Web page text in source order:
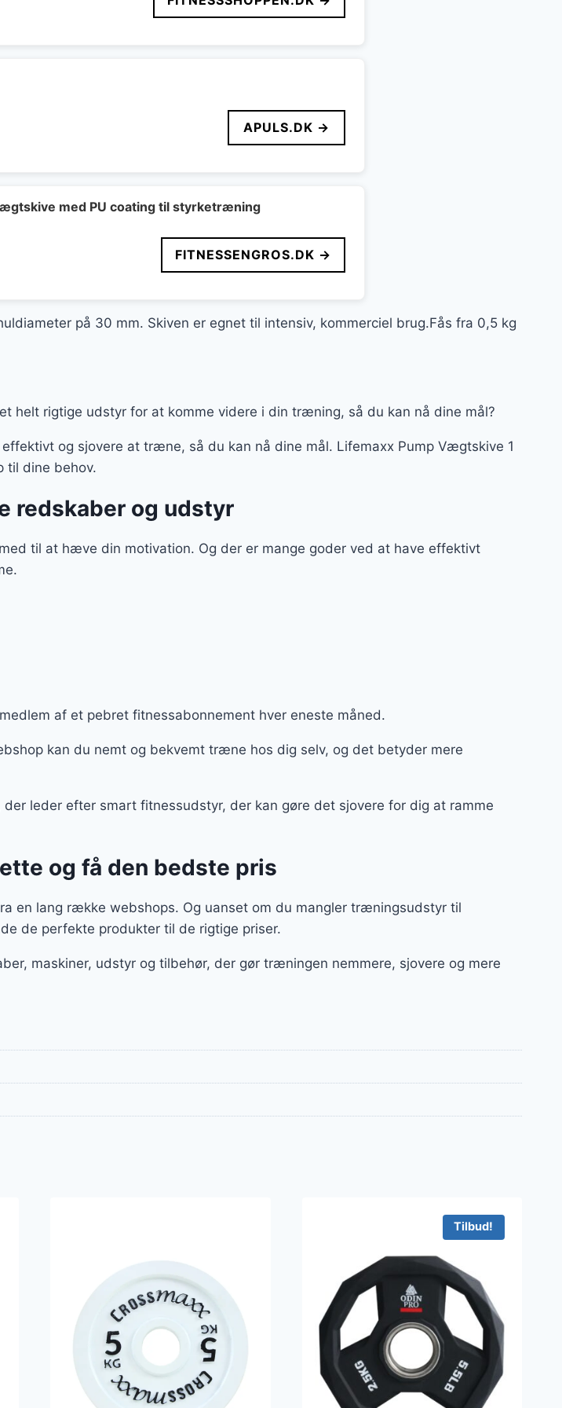
APULS.DK →
med PU coating til styrketræning
FITNESSENGROS.DK →
på 30 mm. Skiven er egnet til intensiv, kommerciel brug.Fås fra 0,5 kg
rigtige udstyr for at komme videre i din træning, så du kan nå dine mål?
og sjovere at træne, så du kan nå dine mål. Lifemaxx Pump Vægtskive 1
til dine behov.
redskaber og udstyr
til at hæve din motivation. Og der er mange goder ved at have effektivt
af et pebret fitnessabonnement hver eneste måned.
kan du nemt og bekvemt træne hos dig selv, og det betyder mere
leder efter smart fitnessudstyr, der kan gøre det sjovere for dig at ramme
og få den bedste pris
en lang række webshops. Og uanset om du mangler træningsudstyr til
de perfekte produkter til de rigtige priser.
maskiner, udstyr og tilbehør, der gør træningen nemmere, sjovere og mere
Tilbud!